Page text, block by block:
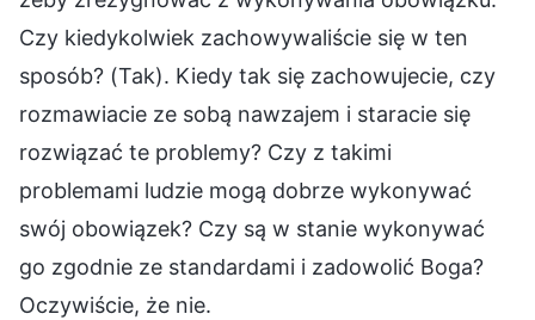
Czy kiedykolwiek zachowywaliście się w ten
sposób? (Tak). Kiedy tak się zachowujecie, czy
rozmawiacie ze sobą nawzajem i staracie się
rozwiązać te problemy? Czy z takimi
problemami ludzie mogą dobrze wykonywać
swój obowiązek? Czy są w stanie wykonywać
go zgodnie ze standardami i zadowolić Boga?
Oczywiście, że nie.